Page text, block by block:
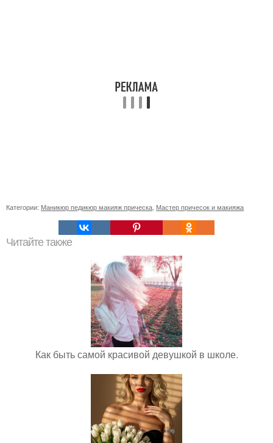
Категории: Маникюр педикюр макияж прическа Мастер причесок и макияжа
Читайте также
Как быть самой красивой девушкой в школе.